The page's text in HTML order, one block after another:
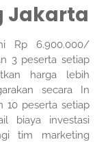
Jakarta
Rp 6.900.000/
3 peserta setiap
harga lebih
secara In
10 peserta setiap
biaya investasi
tim marketing